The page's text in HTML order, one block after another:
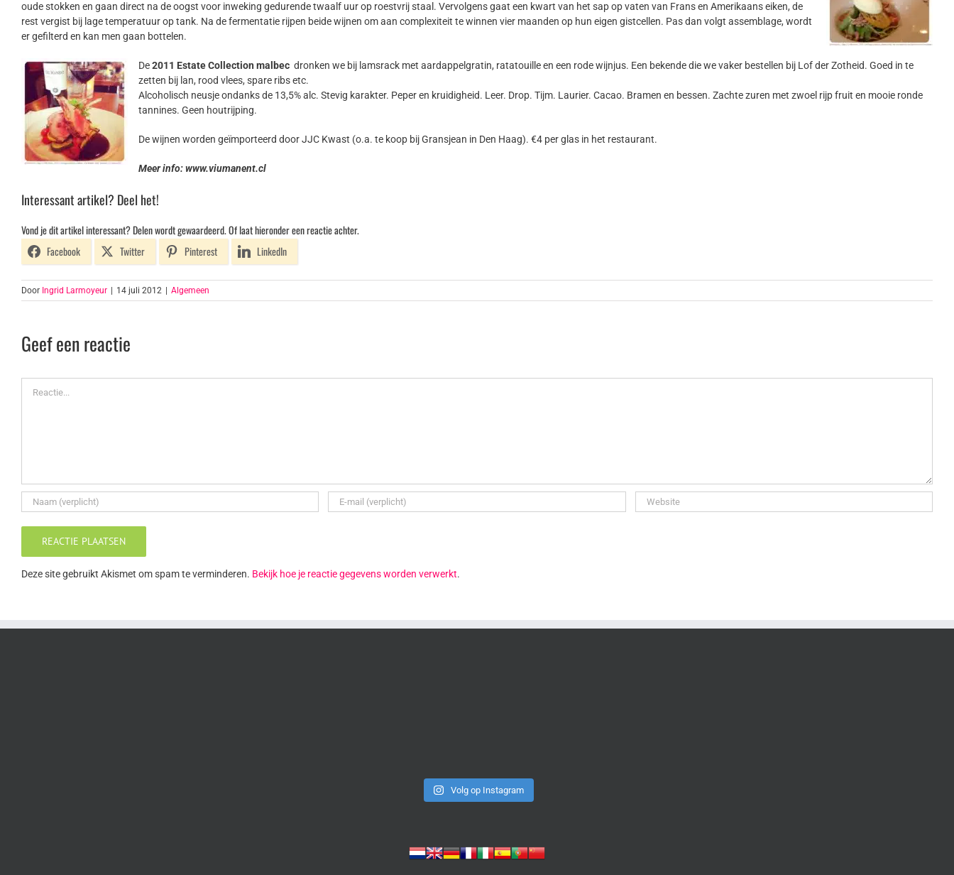
oude stokken en gaan direct na de oogst voor inweking gedurende twaalf uur op roestvrij staal. Vervolgens gaat een kwart van het sap op vaten van Frans en Amerikaans eiken, de
rest vergist bij lage temperatuur op tank. Na de fermentatie rijpen beide wijnen om aan complexiteit te winnen vier maanden op hun eigen gistcellen. Pas dan volgt assemblage, wordt
er gefilterd en kan men gaan bottelen.
De2011 Estate Collection malbec dronken we bij lamsrack met aardappelgratin, ratatouille en een rode wijnjus. Een bekende die we vaker bestellen bij Lof der Zotheid. Goed in te
zetten bij lan, rood vlees, spare ribs etc.
Alcoholisch neusje ondanks de 13,5% alc. Stevig karakter. Peper en kruidigheid. Leer. Drop. Tijm. Laurier. Cacao. Bramen en bessen. Zachte zuren met zwoel rijp fruit en mooie ronde
tannines. Geen houtrijping.
De wijnen worden geïmporteerd door JJC Kwast (o.a. te koop bij Gransjean in Den Haag). €4 per glas in het restaurant.
Meer info: www.viumanent.cl
Interessant artikel? Deel het!
Vond je dit artikel interessant? Delen wordt gewaardeerd. Of laat hieronder een reactie achter.
Facebook
Twitter Pinterest LinkedIn
Door Ingrid Larmoyeur 14 juli 2012 Algemeen
Geef een reactie
Deze site gebruikt Akismet om spam te verminderen. Bekijk hoe je reactie gegevens worden verwerkt.
Volg op Instagram